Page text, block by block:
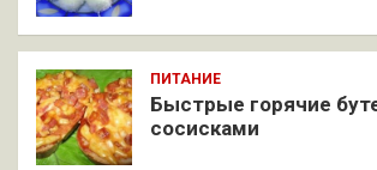
ПИТАНИЕ
Быстрые горячие
сосисками